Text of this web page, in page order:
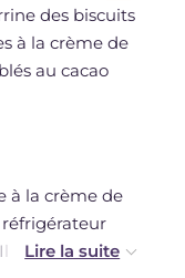
des biscuits
à la crème de
au cacao
à la crème de
est possible de